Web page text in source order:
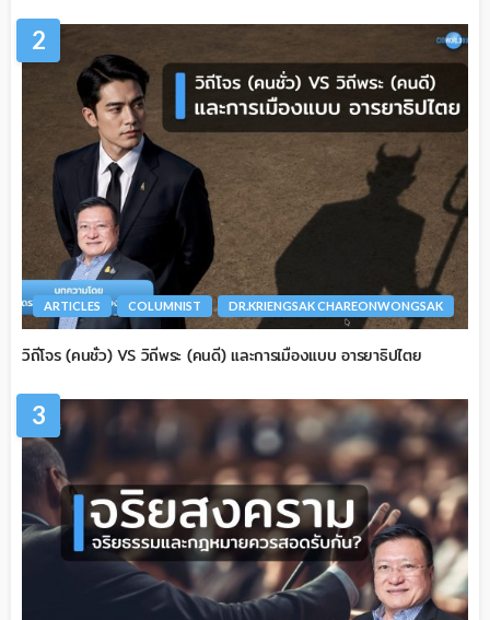
2
ARTICLES COLUMNIST DR.KRIENGSAK CHAREONWONGSAK
วิถีโจร (คนชั่ว) VS วิถีพระ (คนดี) และการเมืองแบบ อารยาธิปไตย
3